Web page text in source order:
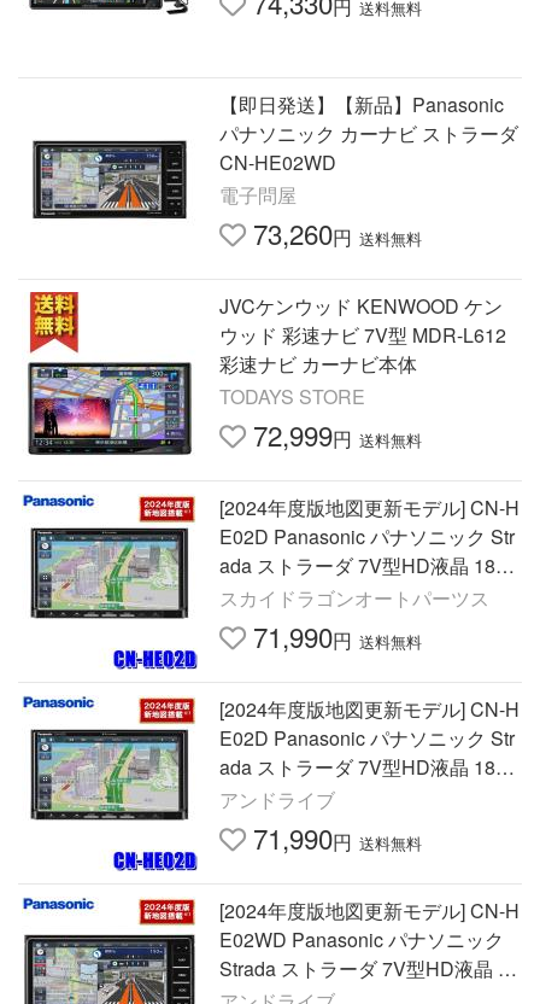
円 送料無料
【即日発送】【新品】Panasonic
パナソニック カーナビ ストラーダ
CN-HE02WD
電子問屋
73,260円 送料無料
JVCケンウッド KENWOOD ケン
ウッド 彩速ナビ 7V型 MDR-L612
彩速ナビ カーナビ本体
TODAYS STORE
72,999円 送料無料
[2024年度版地図更新モデル] CN-H
E02D Panasonic パナソニック Str
ada ストラーダ 7V型HD液晶 180
mm2DINカーナビ フルセグ地デジ/
DVD/USB/Bluetooth
スカイドラゴンオートパーツス
71,990円 送料無料
[2024年度版地図更新モデル] CN-H
E02D Panasonic パナソニック Str
ada ストラーダ 7V型HD液晶 180
mm2DINカーナビ フルセグ地デジ/
DVD/USB/Bluetooth
アンドライブ
71,990円 送料無料
[2024年度版地図更新モデル] CN-H
E02WD Panasonic パナソニック
Strada ストラーダ 7V型HD液晶 20
0mmワイド2DINカーナビ